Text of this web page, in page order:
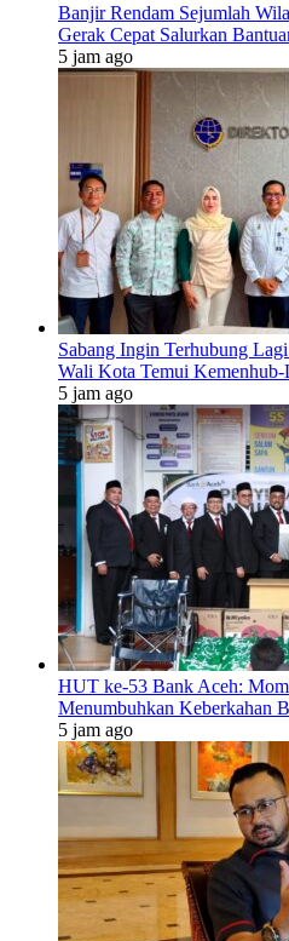
Banjir Rendam Sejumlah
Gerak Cepat Salurkan
5 jam ago
Sabang Ingin Terhubung
Wali Kota Temui
5 jam ago
HUT ke-53 Bank Aceh:
Menumbuhkan Keberkahan
5 jam ago